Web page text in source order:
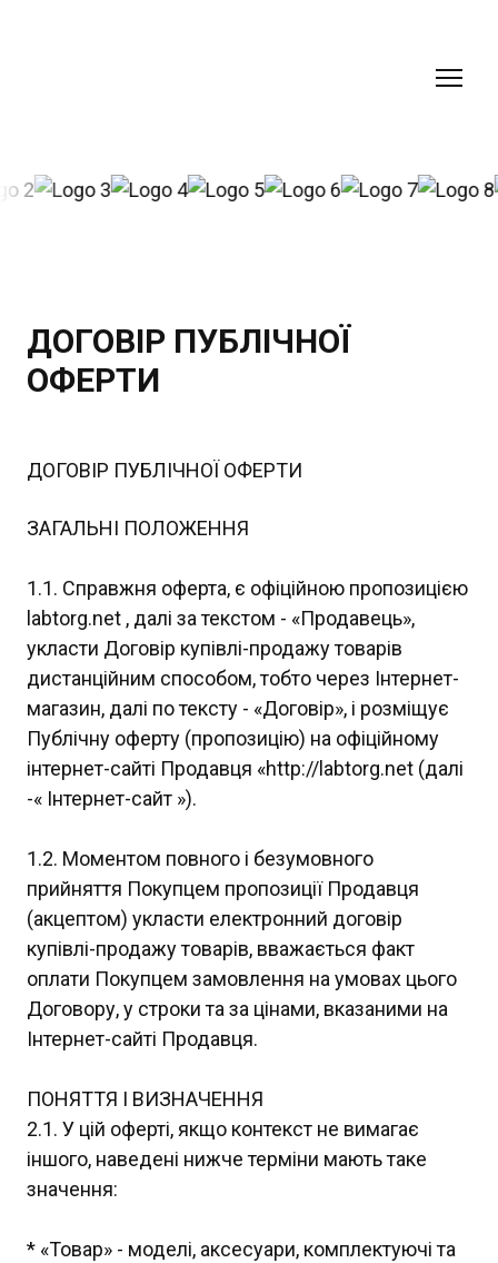
ДОГОВІР ПУБЛІЧНОЇ
ОФЕРТИ
ДОГОВІР ПУБЛІЧНОЇ ОФЕРТИ
ЗАГАЛЬНІ ПОЛОЖЕННЯ
1.1. Справжня оферта, є офіційною пропозицією
labtorg.net , далі за текстом - «Продавець»,
укласти Договір купівлі-продажу товарів
дистанційним способом, тобто через Інтернет-
магазин, далі по тексту - «Договір», і розміщує
Публічну оферту (пропозицію) на офіційному
інтернет-сайті Продавця «http://labtorg.net (далі
-« Інтернет-сайт »).
1.2. Моментом повного і безумовного
прийняття Покупцем пропозиції Продавця
(акцептом) укласти електронний договір
купівлі-продажу товарів, вважається факт
оплати Покупцем замовлення на умовах цього
Договору, у строки та за цінами, вказаними на
Інтернет-сайті Продавця.
ПОНЯТТЯ І ВИЗНАЧЕННЯ
2.1. У цій оферті, якщо контекст не вимагає
іншого, наведені нижче терміни мають таке
значення:
* «Товар» - моделі, аксесуари, комплектуючі та